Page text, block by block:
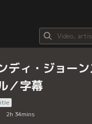
ディ・ジョー
／字幕
2h 34mins